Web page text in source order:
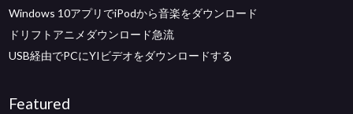
Windows 10アプリでiPodから音楽をダウンロード
ドリフトアニメダウンロード急流
USB経由でPCにYIビデオをダウンロードする
Featured